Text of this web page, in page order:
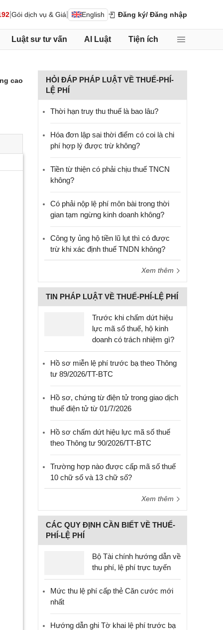
Gói dịch vụ & Giá English Đăng ký/ Đăng nhập
Luật sư tư vấn AI Luật Tiện ích
cao
HỎI ĐÁP PHÁP LUẬT VỀ THUẾ-PHÍ-
LỆ PHÍ
Thời hạn truy thu thuế là bao lâu?
Hóa đơn lập sai thời điểm có coi là chi
phí hợp lý được trừ không?
Tiền từ thiện có phải chịu thuế TNCN
không?
Có phải nộp lệ phí môn bài trong thời
gian tạm ngừng kinh doanh không?
Công ty ủng hộ tiền lũ lụt thì có được
trừ khi xác định thuế TNDN không?
Xem thêm
TIN PHÁP LUẬT VỀ THUẾ-PHÍ-LỆ PHÍ
Trước khi chấm dứt hiệu
lực mã số thuế, hộ kinh
doanh có trách nhiệm gì?
Hồ sơ miễn lệ phí trước bạ theo Thông
tư 89/2026/TT-BTC
Hồ sơ, chứng từ điện tử trong giao dịch
thuế điện tử từ 01/7/2026
Hồ sơ chấm dứt hiệu lực mã số thuế
theo Thông tư 90/2026/TT-BTC
Trường hợp nào được cấp mã số thuế
10 chữ số và 13 chữ số?
Xem thêm
CÁC QUY ĐỊNH CẦN BIẾT VỀ THUẾ-
PHÍ-LỆ PHÍ
Bộ Tài chính hướng dẫn về
thu phí, lệ phí trực tuyến
Mức thu lệ phí cấp thẻ Căn cước mới
nhất
Hướng dẫn ghi Tờ khai lệ phí trước bạ